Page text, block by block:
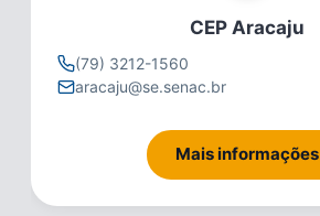
CEP Aracaju
(79) 3212-1560
aracaju@se.senac.br
Mais informações